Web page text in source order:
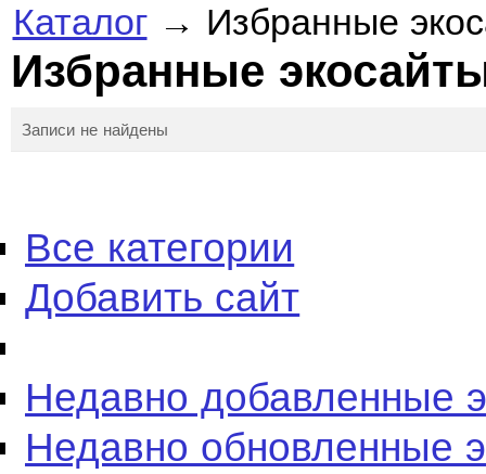
Каталог→ Избранные
Избранные
Записи не найдены
Все категории
Добавить сайт
Недавно добавленные
Недавно обновленные